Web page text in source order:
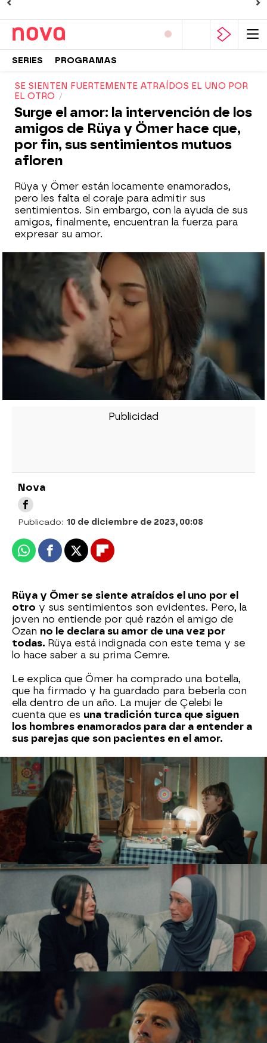
SERIES PROGRAMAS
SE SIENTEN FUERTEMENTE ATRAÍDOS EL UNO POR
EL OTRO
Surge el amor: la intervención de los
amigos de Rüya y Ömer hace que,
por fin, sus sentimientos mutuos
afloren
Rüya y Ömer están locamente enamorados,
pero les falta el coraje para admitir sus
sentimientos. Sin embargo, con la ayuda de sus
amigos, finalmente, encuentran la fuerza para
expresar su amor.
Nova
Publicado: 10 de diciembre de 2023, 00:08
WhatsappFacebook
X Flipboard
Rüya y Ömer se siente atraídos el uno por el
otro y sus sentimientos son evidentes. Pero, la
joven no entiende por qué razón el amigo de
Ozan no le declara su amor de una vez por
todas. Rüya está indignada con este tema y se
lo hace saber a su prima Cemre.
Le explica que Ömer ha comprado una botella,
que ha firmado y ha guardado para beberla con
ella dentro de un año. La mujer de Çelebi le
cuenta que es una tradición turca que siguen
los hombres enamorados para dar a entender a
sus parejas que son pacientes en el amor.
Rüya no puede dejar de pensar en Ömer y
confiesa a Çicek que está enamorada de él.
íntima amiga le anima a que vaya a hablar con él
y le revele cuáles son sus verdaderos
sentimientos. "Solo existe el ahora, la vida es
muy corta,ve a hablar con Ömer y dile que le
amas", le aconseja Çicek.
Pero, no solo Cemre y Çicek animan a Rüya a
expresar sus sentimientos hacia Ömer. Ozan,
también, hace lo propio con su amigo. Sin
embargo, Ömer no escucha sus consejos. Él está
muy enamorado de la hija de Kenan,pero teme
ser rechazado por ella y, por eso, no da el paso
de mostrar su amor hacia ella.
Lo que no se imagina Ömer es que Rüya ya no
puede más
y se acerca hasta la tienda donde
está él para disfrutar juntos de la botella que el
joven había guardado celosamente, planeando
abrirla con ella al cumplir un año.